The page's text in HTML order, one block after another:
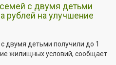
с двумя детьми
рублей на улучшение
двумя детьми получили до 1
жилищных условий, сообщает